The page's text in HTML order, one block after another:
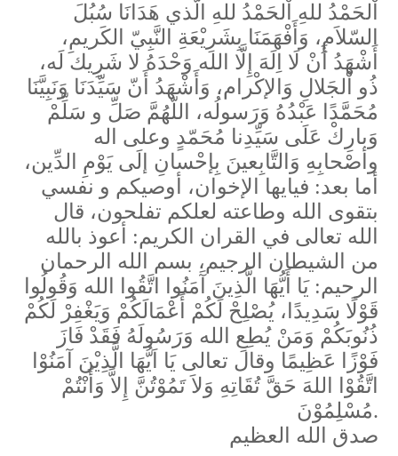
اْلحَمْدُ للهِ اْلحَمْدُ للهِ الّذي هَدَانَا سُبُلَ
السّلاَمِ، وَأَفْهَمَنَا بِشَرِيْعَةِ النَّبِيّ الكَريمِ،
أَشْهَدُ أَنْ لَا اِلَهَ إِلَّا الله وَحْدَهُ لا شَرِيك لَه،
ذُو اْلجَلالِ وَالإكْرام، وَأَشْهَدُ أَنّ سَيِّدَنَا وَنَبِيَّنَا
مُحَمَّدًا عَبْدُهُ وَرَسولُه، اللّهُمَّ صَلِّ و سَلِّمْ
وَبارِكْ عَلَى سَيِّدِنا مُحَمّدٍ وعلى اله
وأصْحابِهِ وَالتَّابِعينَ بِإحْسانِ إلَى يَوْمِ الدِّين،
أما بعد: فيايها الإخوان، أوصيكم و نفسي
بتقوى الله وطاعته لعلكم تفلحون، قال
الله تعالى في القران الكريم: أعوذ بالله
من الشيطان الرجيم، بسم الله الرحمان
الرحيم: يَا أَيُّهَا الَّذِينَ آَمَنُوا اتَّقُوا الله وَقُولُوا
قَوْلًا سَدِيدًا، يُصْلِحْ لَكُمْ أَعْمَالَكُمْ وَيَغْفِرْ لَكُمْ
ذُنُوبَكُمْ وَمَنْ يُطِعِ الله وَرَسُولَهُ فَقَدْ فَازَ
فَوْزًا عَظِيمًا وقال تعالى يَا اَيُّهَا الَّذِيْنَ آمَنُوْا
اتَّقُوْا اللهَ حَقَّ تُقَاتِهِ وَلاَ تَمُوْتُنَّ إِلاَّ وَأَنْتُمْ
مُسْلِمُوْنَ.
صدق الله العظيم